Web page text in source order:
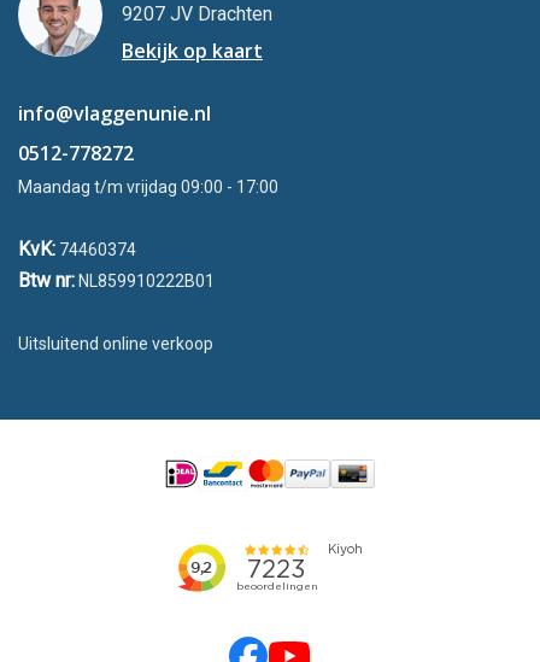
9207 JV Drachten
Bekijk op kaart
info@vlaggenunie.nl
0512-778272
Maandag t/m vrijdag 09:00 - 17:00
KvK: 74460374
Btw nr:NL859910222B01
Uitsluitend online verkoop